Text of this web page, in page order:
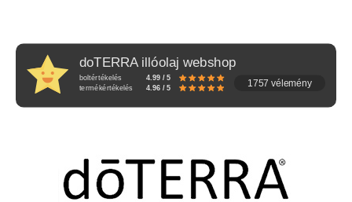
doTERRA illóolaj webshop
boltértékelés
4.99 / 5
termékértékelés
4.96 / 5 1757 vélemény